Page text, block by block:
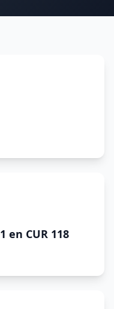
en CUR 118